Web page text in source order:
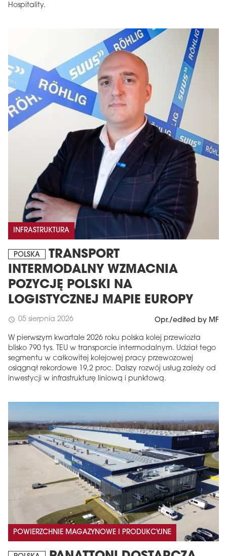
Hospitality.
INFRASTRUKTURA
POLSKA
TRANSPORT
INTERMODALNY WZMACNIA
POZYCJĘ POLSKI NA
LOGISTYCZNEJ MAPIE EUROPY
schedule 05 sierpnia 2026 Opr./edited by MF
W pierwszym kwartale 2026 roku polska kolej przewiozła
blisko 790 tys. TEU w transporcie intermodalnym. Udział tego
segmentu w całkowitej kolejowej pracy przewozowej
osiągnął rekordowe 19,2 proc. Dalszy rozwój usług zależy od
inwestycji w infrastrukturę liniową i punktową.
POWIERZCHNIE MAGAZYNOWE I PRODUKCYJNE